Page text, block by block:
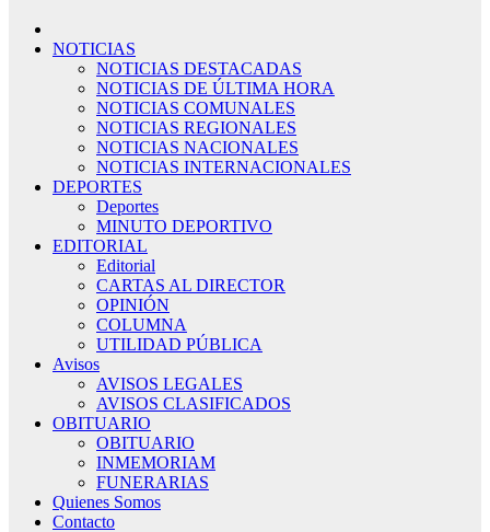
NOTICIAS
NOTICIAS DESTACADAS
NOTICIAS DE ÚLTIMA HORA
NOTICIAS COMUNALES
NOTICIAS REGIONALES
NOTICIAS NACIONALES
NOTICIAS INTERNACIONALES
DEPORTES
Deportes
MINUTO DEPORTIVO
EDITORIAL
Editorial
CARTAS AL DIRECTOR
OPINIÓN
COLUMNA
UTILIDAD PÚBLICA
Avisos
AVISOS LEGALES
AVISOS CLASIFICADOS
OBITUARIO
OBITUARIO
INMEMORIAM
FUNERARIAS
Quienes Somos
Contacto